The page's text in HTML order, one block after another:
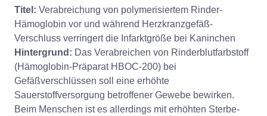
Titel: Verabreichung von polymerisiertem Rinder-
Hämoglobin vor und während Herzkranzgefäß-
Verschluss verringert die Infarktgröße bei Kaninchen
Hintergrund: Das Verabreichen von Rinderblutfarbstoff
(Hämoglobin-Präparat HBOC-200) bei
Gefäßverschlüssen soll eine erhöhte
Sauerstoffversorgung betroffener Gewebe bewirken.
Beim Menschen ist es allerdings mit erhöhten Sterbe-